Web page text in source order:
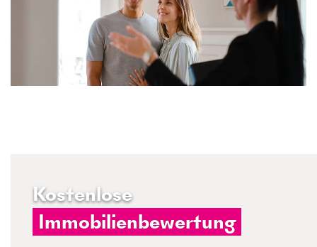
Kostenlose
Immobilienbewertung